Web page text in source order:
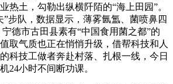
热土，勾勒出纵横阡陌的“海上田园”。
”步队，数据显示，薄雾氤氲、菌喷鼻四
德市古田县素有“中国食用菌之都”的
取气质也正在悄悄升级，借帮科技和人
科技工做者奔赴村落、扎根一线，今日
24小时不间断功课。